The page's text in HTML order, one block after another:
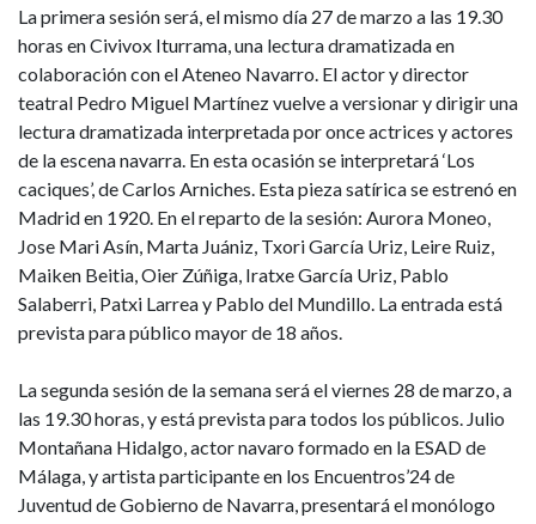
La primera sesión será, el mismo día 27 de marzo a las 19.30
horas en Civivox Iturrama, una lectura dramatizada en
colaboración con el Ateneo Navarro. El actor y director
teatral Pedro Miguel Martínez vuelve a versionar y dirigir una
lectura dramatizada interpretada por once actrices y actores
de la escena navarra. En esta ocasión se interpretará ‘Los
caciques’, de Carlos Arniches. Esta pieza satírica se estrenó en
Madrid en 1920. En el reparto de la sesión: Aurora Moneo,
Jose Mari Asín, Marta Juániz, Txori García Uriz, Leire Ruiz,
Maiken Beitia, Oier Zúñiga, Iratxe García Uriz, Pablo
Salaberri, Patxi Larrea y Pablo del Mundillo. La entrada está
prevista para público mayor de 18 años.
La segunda sesión de la semana será el viernes 28 de marzo, a
las 19.30 horas, y está prevista para todos los públicos. Julio
Montañana Hidalgo, actor navaro formado en la ESAD de
Málaga, y artista participante en los Encuentros’24 de
Juventud de Gobierno de Navarra, presentará el monólogo